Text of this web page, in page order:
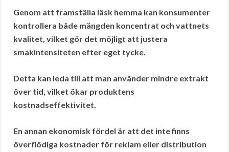
Genom att framställa läsk hemma kan konsumenter
kontrollera både mängden koncentrat och vattnets
kvalitet, vilket gör det möjligt att justera
smakintensiteten efter eget tycke.
Detta kan leda till att man använder mindre extrakt
över tid, vilket ökar produktens
kostnadseffektivitet.
En annan ekonomisk fördel är att det inte finns
överflödiga kostnader för reklam eller distribution